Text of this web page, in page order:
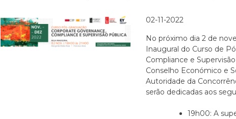
02-11-2022
No próximo dia 2 de
Inaugural do Curso de
Compliance e
Conselho Económico e
Autoridade da
serão dedicadas aos
19h00: A